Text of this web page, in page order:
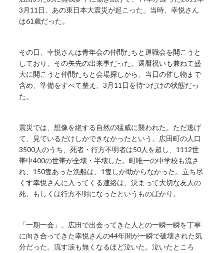
3月11日、あの東日本大震災が起こった。当時、幸悦さん
は61歳だった。
その日、幸悦さんは青年会の仲間たちと退職会を開こうと
しており、その矢先の出来事だった。還暦祝いも兼ねて盛
大に開こうと仲間たちと会場探しから、当日の催し物まで
含め、準備をすべて整え、3月11日を待つだけの状態だっ
た。
震災では、想像を絶する自然の猛威に襲われた。ただ逃げ
て、見ているだけしかできなかったという。広田町の人口
3500人のうち、死者・行方不明者は50人を超し、1112世
帯中400の世帯が全壊・半壊した。町唯一の中学校も流さ
れ、150隻あった漁船は、1隻しか助からなかった。立ち尽
くす幸悦さんに入ってくる連絡は、決まって大切な友人の
死、もしくは行方不明になったというものばかり。
「一期一会」。広田で出会ってきた人との一瞬一瞬を丁寧
に向き合ってきた幸悦さんの44年間が一瞬で破壊された気
分だった。流す涙も無くなるほど泣いた。泣いたところ